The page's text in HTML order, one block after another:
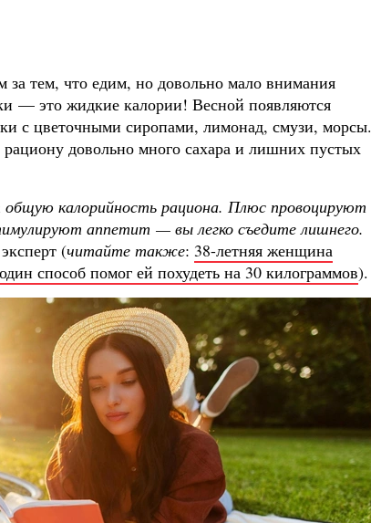
тем, что едим, но довольно мало внимания
— это жидкие калории! Весной появляются
с цветочными сиропами, лимонад, смузи, морсы.
довольно много сахара и лишних пустых
общую калорийность рациона. Плюс провоцируют
аппетит — вы легко съедите лишнего.
(читайте также: 38-летняя женщина
способ помог ей похудеть на 30 килограммов).